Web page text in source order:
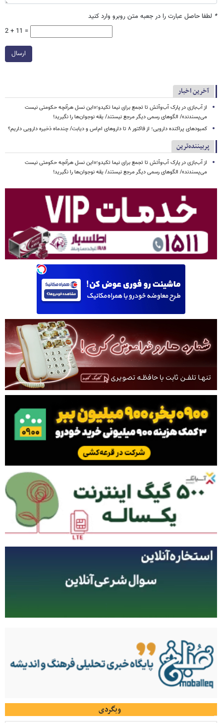
* لطفا حاصل عبارت را در جعبه متن روبرو وارد کنید
2 + 11 =
ارسال
آخرین اخبار
از آب‌بازی در پارک آب‌وآتش تا تجمع برای نیما تکیدو؛«این نسل هرآنچه حکومتی نیست
می‌پسندند»/ الگوهای رسمی دیگر مرجع نیستند/ یقه نوجوان‌ها را نگیرید!
کمبودهای پراکنده دارویی؛ از فاکتور ۸ تا داروهای ام‌اس و دیابت/ چندماه ذخیره دارویی داریم؟
پربیننده‌ترین
از آب‌بازی در پارک آب‌وآتش تا تجمع برای نیما تکیدو؛«این نسل هرآنچه حکومتی نیست
می‌پسندند»/ الگوهای رسمی دیگر مرجع نیستند/ یقه نوجوان‌ها را نگیرید!
وبگردی